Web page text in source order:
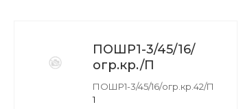
ПОШР1-3/45/16/
огр.кр./П
ПОШР1-3/45/16/огр.кр.42/П
1